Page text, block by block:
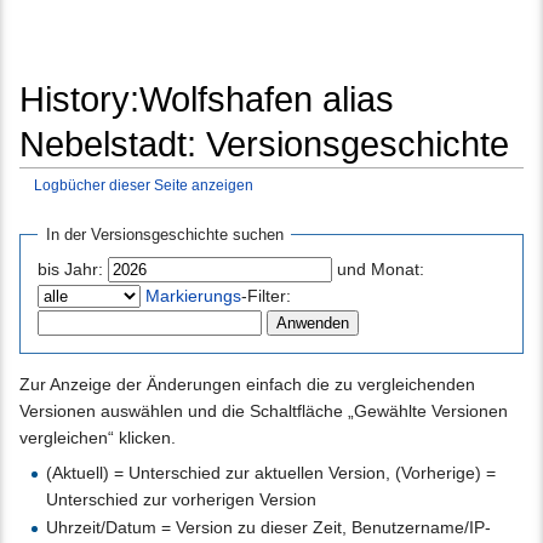
History:Wolfshafen alias
Nebelstadt: Versionsgeschichte
Logbücher dieser Seite anzeigen
In der Versionsgeschichte suchen
bis Jahr:
und Monat:
Markierungs-Filter:
Zur Anzeige der Änderungen einfach die zu vergleichenden
Versionen auswählen und die Schaltfläche „Gewählte Versionen
vergleichen“ klicken.
(Aktuell) = Unterschied zur aktuellen Version, (Vorherige) =
Unterschied zur vorherigen Version
Uhrzeit/Datum = Version zu dieser Zeit, Benutzername/IP-